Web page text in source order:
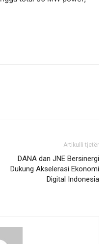
Artikulli tjetër
DANA dan JNE Bersinergi
Dukung Akselerasi Ekonomi
Digital Indonesia